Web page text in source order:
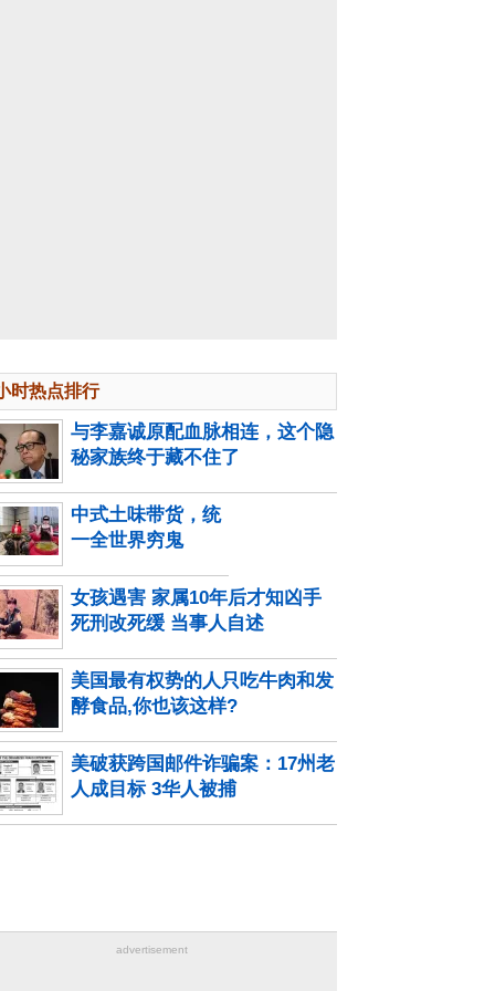
时热点排行
与李嘉诚原配血脉相连，这个隐
秘家族终于藏不住了
中式土味带货，统
一全世界穷鬼
女孩遇害 家属10年后才知凶手
死刑改死缓 当事人自述
美国最有权势的人只吃牛肉和发
酵食品,你也该这样?
美破获跨国邮件诈骗案：17州老
人成目标 3华人被捕
advertisement